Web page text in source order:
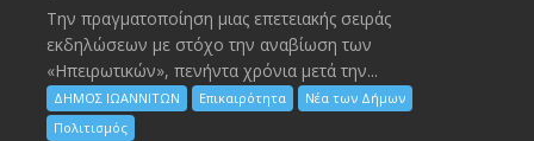
Την πραγματοποίηση μιας επετειακής σειράς
εκδηλώσεων με στόχο την αναβίωση των
«Ηπειρωτικών», πενήντα χρόνια μετά την...
ΔΗΜΟΣ ΙΩΑΝΝΙΤΩΝ Επικαιρότητα
Νέα των Δήμων
Πολιτισμός